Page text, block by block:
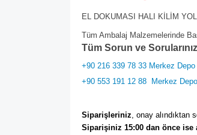
EL DOKUMASI HALI KİLİM
Tüm Ambalaj Malzemelerinde
Tüm Sorun ve
+90 216 339 78 33 Merkez Depo
+90 553 191 12 88 Merkez Depo
Siparişleriniz, onay alındıktan
Siparişiniz 15:00 dan önce ise